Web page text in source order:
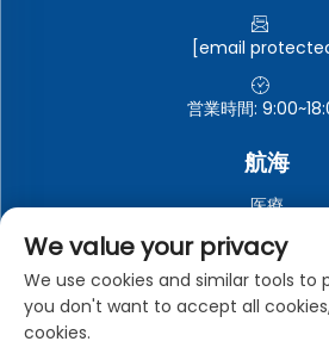
[email
営業時間:
航海
医療
自動車電子機器
電子・電気機器
工業用
We value your privacy
We use cookies and similar tools to
you don't want to accept all
cookies.